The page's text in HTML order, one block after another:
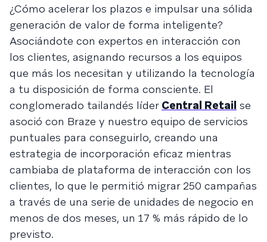
¿Cómo acelerar los plazos e impulsar una sólida
generación de valor de forma inteligente?
Asociándote con expertos en interacción con
los clientes, asignando recursos a los equipos
que más los necesitan y utilizando la tecnología
a tu disposición de forma consciente. El
conglomerado tailandés líder Central Retail se
asoció con Braze y nuestro equipo de servicios
puntuales para conseguirlo, creando una
estrategia de incorporación eficaz mientras
cambiaba de plataforma de interacción con los
clientes, lo que le permitió migrar 250 campañas
a través de una serie de unidades de negocio en
menos de dos meses, un 17 % más rápido de lo
previsto.